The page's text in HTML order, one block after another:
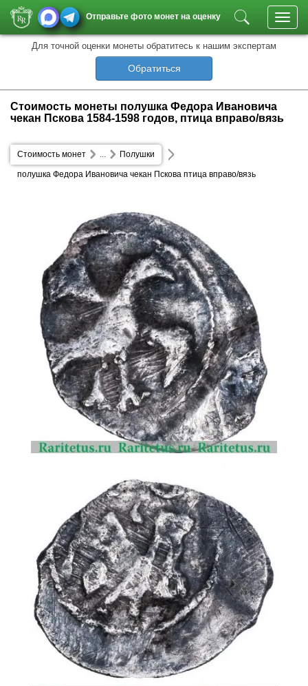
Отправьте фото монет на оценку
Для точной оценки монеты обратитесь к нашим экспертам
Обратиться
Стоимость монеты полушка Федора Ивановича
чекан Пскова 1584-1598 годов, птица вправо/вязь
Стоимость монет Полушки
...
полушка Федора Ивановича чекан Пскова птица вправо/вязь